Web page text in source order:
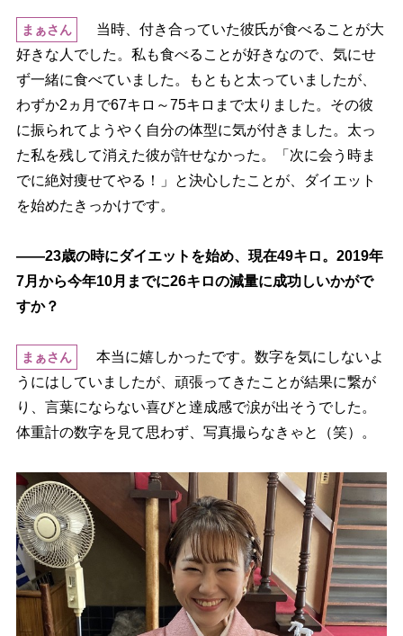
まぁさん
当時、付き合っていた彼氏が食べることが大
好きな人でした。私も食べることが好きなので、気にせ
ず一緒に食べていました。もともと太っていましたが、
わずか2ヵ月で67キロ～75キロまで太りました。その彼
に振られてようやく自分の体型に気が付きました。太っ
た私を残して消えた彼が許せなかった。「次に会う時ま
でに絶対痩せてやる！」と決心したことが、ダイエット
を始めたきっかけです。
――23歳の時にダイエットを始め、現在49キロ。2019年
7月から今年10月までに26キロの減量に成功しいかがで
すか？
まぁさん
本当に嬉しかったです。数字を気にしないよ
うにはしていましたが、頑張ってきたことが結果に繋が
り、言葉にならない喜びと達成感で涙が出そうでした。
体重計の数字を見て思わず、写真撮らなきゃと（笑）。